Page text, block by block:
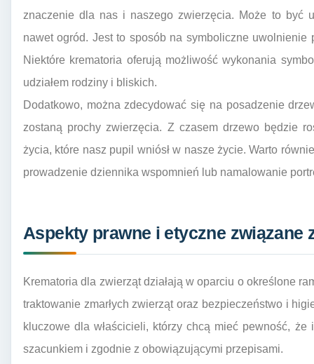
znaczenie dla nas i naszego zwierzęcia. Może to być
nawet ogród. Jest to sposób na symboliczne
Niektóre krematoria oferują możliwość wykonania
udziałem rodziny i bliskich.
Dodatkowo, można zdecydować się na posadzenie
zostaną prochy zwierzęcia. Z czasem drzewo będzie
życia, które nasz pupil wniósł w nasze życie. Warto
prowadzenie dziennika wspomnień lub namalowanie
Aspekty prawne i etyczne związane
Krematoria dla zwierząt działają w oparciu o określone
traktowanie zmarłych zwierząt oraz bezpieczeństwo i
kluczowe dla właścicieli, którzy chcą mieć pewność,
szacunkiem i zgodnie z obowiązującymi przepisami.